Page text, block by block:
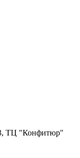
3, ТЦ "Конфитюр"